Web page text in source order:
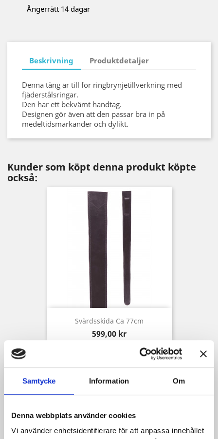
Samtycke Information Om
Denna webbplats använder cookies
Vi använder enhetsidentifierare för att anpassa innehållet
Ångerrätt 14 dagar
Beskrivning Produktdetaljer
Denna tång är till för ringbrynjetillverkning med
fjäderstålsringar.
Den har ett bekvämt handtag.
Designen gör även att den passar bra in på
medeltidsmarkander och dylikt.
Kunder som köpt denna produkt köpte
också:
Svärdsskida Ca 77cm
Pris
599,00 kr